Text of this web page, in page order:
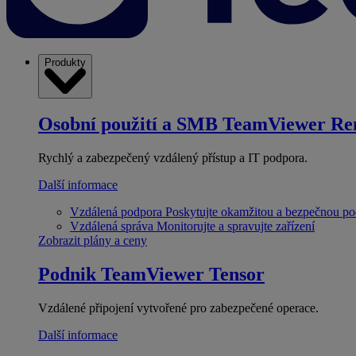
Produkty
Osobní použití a SMB TeamViewer
Rychlý a zabezpečený vzdálený přístup a IT podpora.
Další informace
Vzdálená podpora Poskytujte okamžitou a bezpečnou
Vzdálená správa Monitorujte a spravujte zařízení
Zobrazit plány a ceny
Podnik TeamViewer Tensor
Vzdálené připojení vytvořené pro zabezpečené operace.
Další informace